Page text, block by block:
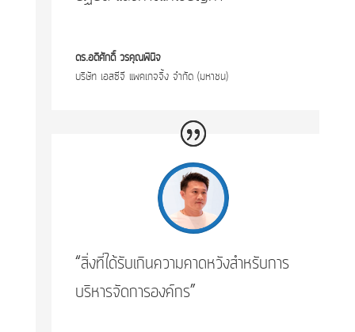
ดร.อดิศักดิ์ วรคุณพินิจ
บริษัท เอสซีจี แพคเกจจิ้ง จำกัด (มหาชน)
“สิ่งที่ได้รับเกินความคาดหวังสำหรับการ
บริหารจัดการองค์กร”